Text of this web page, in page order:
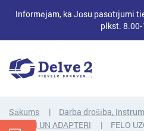
Informējam, ka Jūsu pasūtījumi
plkst.
Sākums
Darba drošība,
UZGAĻI UN ADAPTERI
FELO